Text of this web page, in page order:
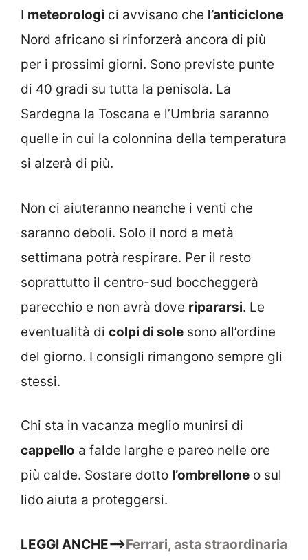
I meteorologi ci avvisano che l’anticiclone
Nord africano si rinforzerà ancora di più
per i prossimi giorni. Sono previste punte
di 40 gradi su tutta la penisola. La
Sardegna la Toscana e l’Umbria saranno
quelle in cui la colonnina della temperatura
si alzerà di più.
Non ci aiuteranno neanche i venti che
saranno deboli. Solo il nord a metà
settimana potrà respirare. Per il resto
soprattutto il centro-sud boccheggerà
parecchio e non avrà dove ripararsi. Le
eventualità di colpi di sole sono all’ordine
del giorno. I consigli rimangono sempre gli
stessi.
Chi sta in vacanza meglio munirsi di
cappello a falde larghe e pareo nelle ore
più calde. Sostare dotto l’ombrellone o sul
lido aiuta a proteggersi.
LEGGI ANCHE–>Ferrari, asta straordinaria